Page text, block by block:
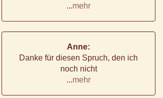
...mehr
Anne:
Danke für diesen Spruch, den ich
noch nicht
...mehr